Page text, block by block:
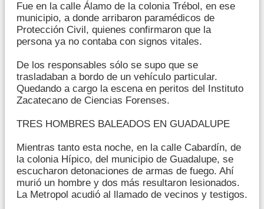
Fue en la calle Álamo de la colonia Trébol, en ese
municipio, a donde arribaron paramédicos de
Protección Civil, quienes confirmaron que la
persona ya no contaba con signos vitales.
De los responsables sólo se supo que se
trasladaban a bordo de un vehículo particular.
Quedando a cargo la escena en peritos del Instituto
Zacatecano de Ciencias Forenses.
TRES HOMBRES BALEADOS EN GUADALUPE
Mientras tanto esta noche, en la calle Cabardín, de
la colonia Hípico, del municipio de Guadalupe, se
escucharon detonaciones de armas de fuego. Ahí
murió un hombre y dos más resultaron lesionados.
La Metropol acudió al llamado de vecinos y testigos.